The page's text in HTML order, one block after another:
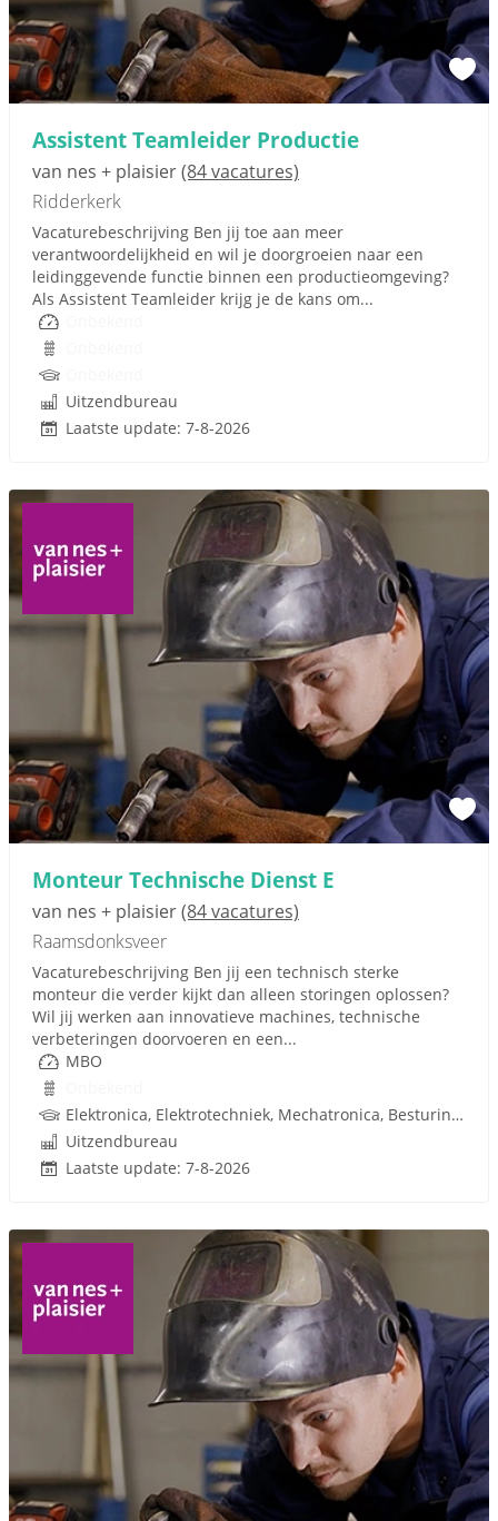
Assistent Teamleider Productie
van nes + plaisier(84 vacatures)
Ridderkerk
Vacaturebeschrijving Ben jij toe aan meer
verantwoordelijkheid en wil je doorgroeien naar een
leidinggevende functie binnen een productieomgeving?
Als Assistent Teamleider krijg je de kans om...
Uitzendbureau
Laatste update: 7-8-2026
Monteur Technische Dienst E
van nes + plaisier(84 vacatures)
Raamsdonksveer
Vacaturebeschrijving Ben jij een technisch sterke
monteur die verder kijkt dan alleen storingen oplossen?
Wil jij werken aan innovatieve machines, technische
verbeteringen doorvoeren en een...
MBO
Elektronica, Elektrotechniek, Mechatronica, Besturingstechniek
Uitzendbureau
Laatste update: 7-8-2026